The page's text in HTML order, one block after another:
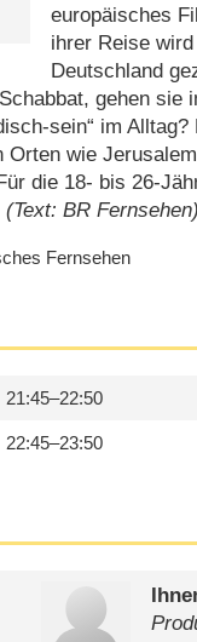
europäisches
ihrer Reise
Deutschland
gehen sie
sein“ im
wie
die 18- bis 26-
(Text: BR Fernsehen)
Fernsehen
21:45–22:50
22:45–23:50